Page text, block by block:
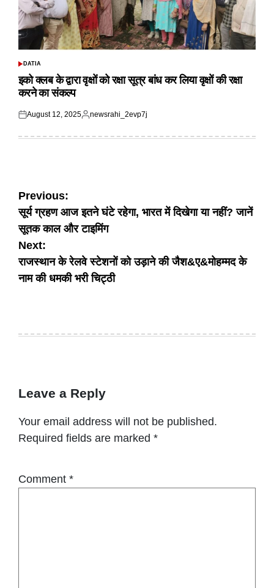
POSTED
DATIA
इको क्लब के द्वारा वृक्षों को रक्षा सूत्र बांध कर लिया वृक्षों की रक्षा
करने का संकल्प
Posted
August 12, 2025
Posted
newsrahi_2evp7j
Post
navigation
Previous:
सूर्य ग्रहण आज इतने घंटे रहेगा, भारत में दिखेगा या नहीं? जानें
सूतक काल और टाइमिंग
Next:
राजस्थान के रेलवे स्टेशनों को उड़ाने की जैश&ए&मोहम्मद के
नाम की धमकी भरी चिट्ठी
Leave a Reply
Your email address will not be published.
Required fields are marked *
Comment *